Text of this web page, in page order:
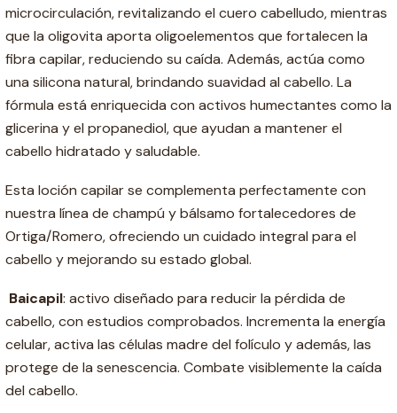
microcirculación, revitalizando el cuero cabelludo, mientras
que la oligovita aporta oligoelementos que fortalecen la
fibra capilar, reduciendo su caída. Además, actúa como
una silicona natural, brindando suavidad al cabello. La
fórmula está enriquecida con activos humectantes como la
glicerina y el propanediol, que ayudan a mantener el
cabello hidratado y saludable.
Esta loción capilar se complementa perfectamente con
nuestra línea de champú y bálsamo fortalecedores de
Ortiga/Romero, ofreciendo un cuidado integral para el
cabello y mejorando su estado global.
Baicapil: activo diseñado para reducir la pérdida de
cabello, con estudios comprobados. Incrementa la energía
celular, activa las células madre del folículo y además, las
protege de la senescencia. Combate visiblemente la caída
del cabello.